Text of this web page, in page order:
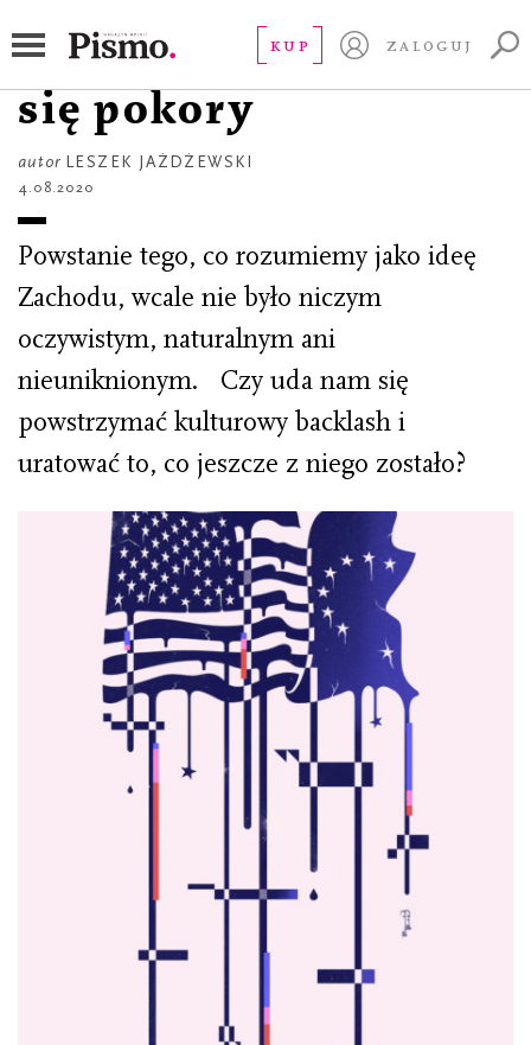
KUP ZALOGUJ
Zachód musi nauczyć
się pokory
autor LESZEK JAŻDŻEWSKI
4.08.2020
Powstanie tego, co rozumiemy jako ideę
Zachodu, wcale nie było niczym
oczywistym, naturalnym ani
nieuniknionym. Czy uda nam się
powstrzymać kulturowy backlash i
uratować to, co jeszcze z niego zostało?